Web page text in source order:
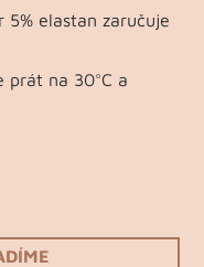
5% elastan zaručuje
prát na 30°C a